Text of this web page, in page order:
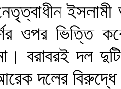
ওপর ভিত্তি
বরাবরই দল
দলের